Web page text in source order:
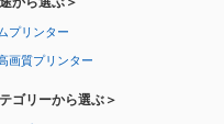
プリンター
画質プリンター
ゴリーから選ぶ＞